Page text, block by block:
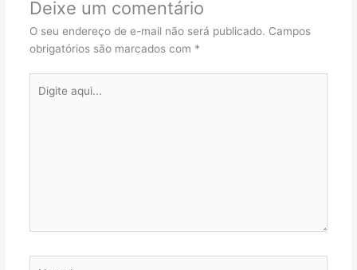
Deixe um comentário
O seu endereço de e-mail não será publicado. Campos
obrigatórios são marcados com *
aqui...